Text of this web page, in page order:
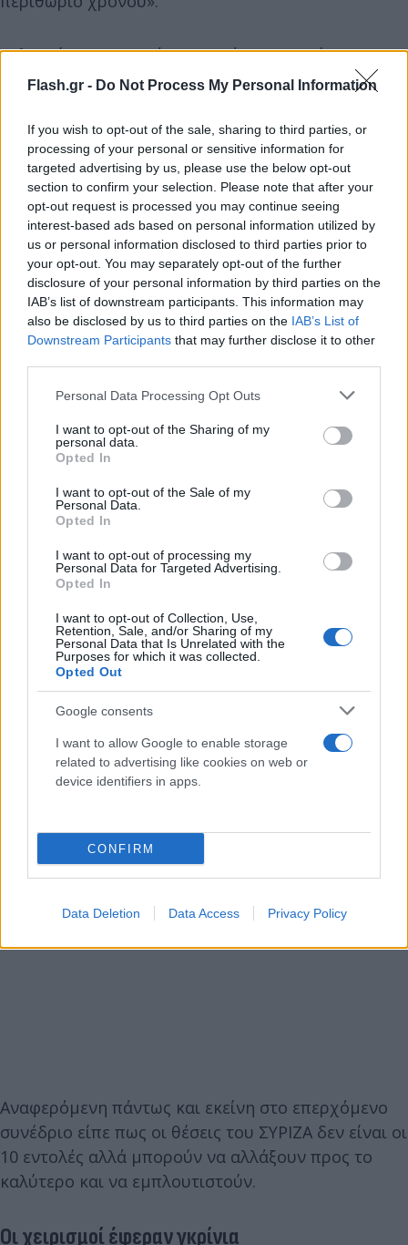
Flash.gr - Do Not Process My Personal Information
If you wish to opt-out of the sale, sharing to third parties, or
processing of your personal or sensitive information for
targeted advertising by us, please use the below opt-out
section to confirm your selection. Please note that after your
opt-out request is processed you may continue seeing
interest-based ads based on personal information utilized by
us or personal information disclosed to third parties prior to
your opt-out. You may separately opt-out of the further
disclosure of your personal information by third parties on the
IAB’s list of downstream participants. This information may
also be disclosed by us to third parties on the IAB’s List of
Downstream Participants that may further disclose it to other
Please note that this website/app uses one or more Google
not limited to your visit or usage behaviour. You may click to
grant or deny consent to Google and its third-party tags to
use your data for below specified purposes in below Google
consent section.
Personal Data Processing Opt Outs
I want to opt-out of the Sharing of my
personal data.
Opted In
I want to opt-out of the Sale of my
Personal Data.
Opted In
I want to opt-out of processing my
Personal Data for Targeted Advertising.
Opted In
I want to opt-out of Collection, Use,
Retention, Sale, and/or Sharing of my
Personal Data that Is Unrelated with the
Purposes for which it was collected.
Opted Out
Google consents
I want to allow Google to enable storage
related to advertising like cookies on web or
device identifiers in apps.
CONFIRM
Data Deletion Data Access Privacy Policy
Σκληραίνοντας ωστόσο τη στάση της απέναντι στον
Νίκο Φίλη, είπε πως ο Στέφανος Κασσελάκης είχε
κατέστη δυνατόν, ενώ τον κατηγόρησε πως
αντιπολιτεύεται την κυβέρνηση Τσίπρα στην οποία
ήταν και ο ίδιος μέλος αλλά και τον ίδιο τον
ΣΥΡΙΖΑ. Μάλιστα πρόσθεσε πως ενώ θα έπρεπε να
στρέφει την κριτική της κατά της κυβέρνησης
Μητσοτάκη, εκείνη αναγκάζεται να σχολιάζει τα
όσα λένε σύντροφοί της, των οποίων τη στάση
χαρακτήρισε ύποπτη.
Από τα «πυρά» της Δώρας Αυγέρη
έκανε ένα «παιδαριώδες λάθος» αν και είναι από
τους ανθρώπους που δεν κάνουν λάθος εύκολα και
τόνισε πως ο νόμος Κατρούγκαλος δημιούργησε
Αναφερόμενη πάντως και εκείνη στο επερχόμενο
συνέδριο είπε πως οι θέσεις του ΣΥΡΙΖΑ δεν είναι οι
10 εντολές αλλά μπορούν να αλλάξουν προς το
καλύτερο και να εμπλουτιστούν.
Οι χειρισμοί έφεραν γκρίνια